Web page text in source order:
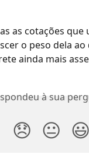
as cotações que
o peso dela
ainda mais
à sua
😞 😐 😃